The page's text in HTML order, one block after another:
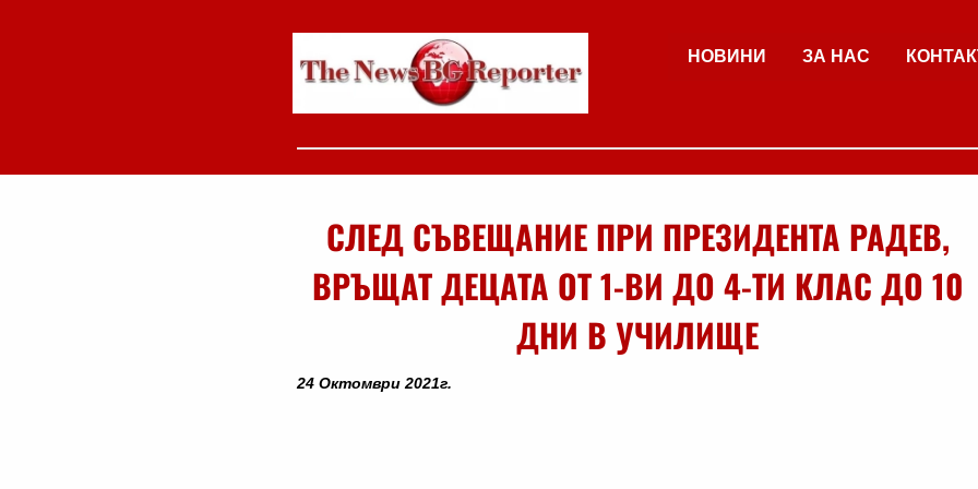
НОВИНИ ЗА НАС
СЛЕД СЪВЕЩАНИЕ ПРИ ПРЕЗИДЕНТА РАДЕВ,
ВРЪЩАТ ДЕЦАТА ОТ 1-ВИ ДО 4-ТИ КЛАС ДО 10
ДНИ В УЧИЛИЩЕ
24 Октомври 2021г.